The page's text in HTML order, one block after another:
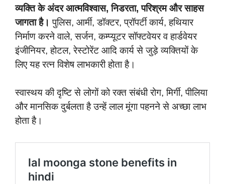
व्यक्ति के अंदर आत्मविश्वास, निडरता, परिश्रम और साहस
जागता है। पुलिस, आर्मी, डॉक्टर, प्रॉपर्टी कार्य, हथियार
निर्माण करने वाले, सर्जन, कम्प्यूटर सॉफ्टवेयर व हार्डवेयर
इंजीनियर, होटल, रेस्टोरेंट आदि कार्य से जुड़े व्यक्तियों के
लिए यह रत्न विशेष लाभकारी होता है।
स्वास्थय की दृष्टि से लोगों को रक्त संबंधी रोग, मिर्गी, पीलिया
और मानसिक दुर्बलता है उन्हें लाल मूंगा पहनने से अच्छा लाभ
होता है।